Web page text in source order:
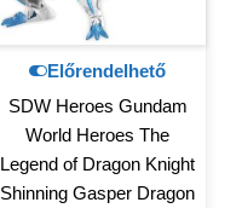
Előrendelhető
SDW Heroes Gundam
World Heroes The
Legend of Dragon Knight
Shinning Gasper Dragon